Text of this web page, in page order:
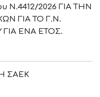
Ν.4412/2026 ΓΙΑ ΤΗΝ
ΓΙΑ ΤΟ Γ.Ν.
ΓΙΑ ΕΝΑ ΕΤΟΣ.
ΣΑΕΚ